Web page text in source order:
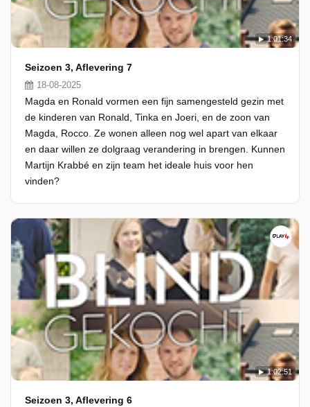
1:01:34
Seizoen 3, Aflevering 7
18-08-2025
Magda en Ronald vormen een fijn samengesteld gezin met
de kinderen van Ronald, Tinka en Joeri, en de zoon van
Magda, Rocco. Ze wonen alleen nog wel apart van elkaar
en daar willen ze dolgraag verandering in brengen. Kunnen
Martijn Krabbé en zijn team het ideale huis voor hen
vinden?
1:02:51
Seizoen 3, Aflevering 6